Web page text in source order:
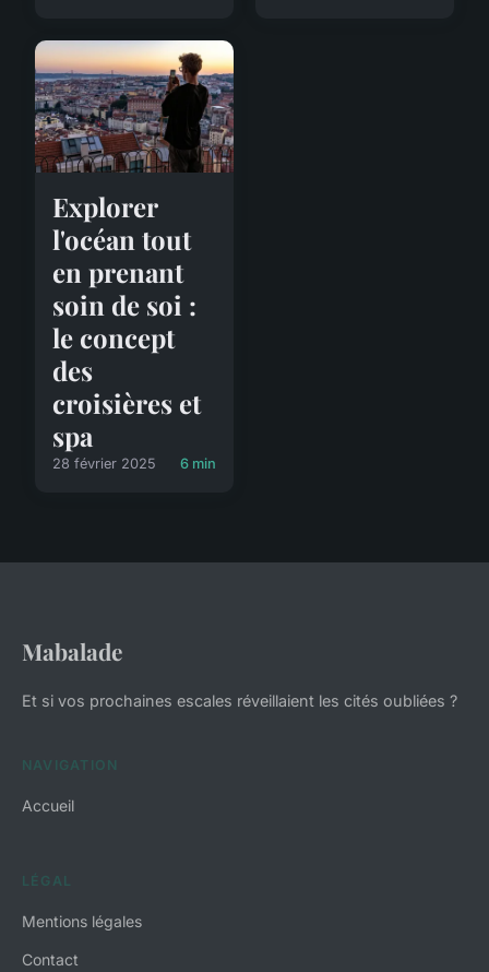
Explorer
l'océan tout
en prenant
soin de soi :
le concept
des
croisières et
spa
28 février 2025 6 min
Mabalade
Et si vos prochaines escales réveillaient les cités oubliées ?
NAVIGATION
Accueil
LÉGAL
Mentions légales
Contact